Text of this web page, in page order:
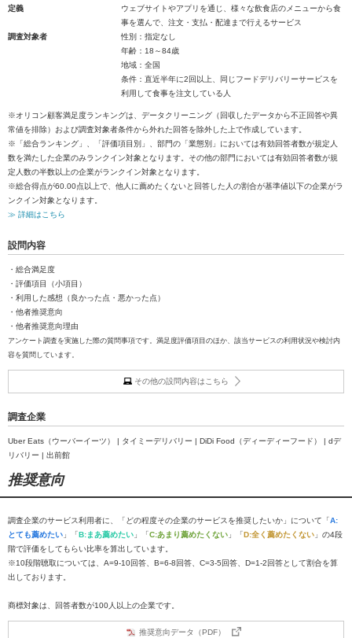
定義
ウェブサイトやアプリを通じ、様々な飲食店のメニューから食
事を選んで、注文・支払・配達まで行えるサービス
調査対象者
性別：指定なし
年齢：18～84歳
地域：全国
条件：直近半年に2回以上、同じフードデリバリーサービスを
利用して食事を注文している人
※オリコン顧客満足度ランキングは、データクリーニング（回収したデータから不正回答や異
常値を排除）および調査対象者条件から外れた回答を除外した上で作成しています。
※「総合ランキング」、「評価項目別」、部門の「業態別」においては有効回答者数が規定人
数を満たした企業のみランクイン対象となります。その他の部門においては有効回答者数が規
定人数の半数以上の企業がランクイン対象となります。
※総合得点が60.00点以上で、他人に薦めたくないと回答した人の割合が基準値以下の企業がラ
ンクイン対象となります。
≫ 詳細はこちら
設問内容
・総合満足度
・評価項目（小項目）
・利用した感想（良かった点・悪かった点）
・他者推奨意向
・他者推奨意向理由
アンケート調査を実施した際の質問事項です。満足度評価項目のほか、該当サービスの利用状況や検討内
容を質問しています。
その他の設問内容はこちら
調査企業
Uber Eats（ウーバーイーツ） | タイミーデリバリー | DiDi Food（ディーディーフード） | dデ
リバリー | 出前館
推奨意向
調査企業のサービス利用者に、「どの程度その企業のサービスを推奨したいか」について「A:
とても薦めたい 」「B:まあ薦めたい 」「C:あまり薦めたくない 」「D:全く薦めたくない 」の4段
階で評価をしてもらい比率を算出しています。
※10段階聴取については、A=9-10回答、B=6-8回答、C=3-5回答、D=1-2回答として割合を算
出しております。
商標対象は、回答者数が100人以上の企業です。
推奨意向データ（PDF）